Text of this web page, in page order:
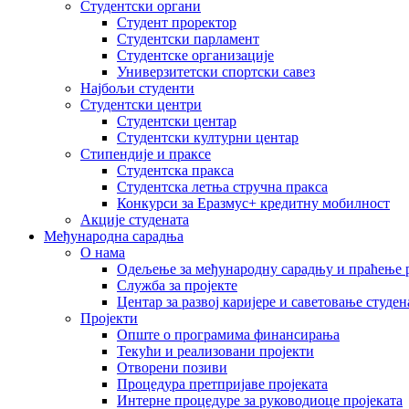
Студентски органи
Студент проректор
Студентски парламент
Студентске организације
Универзитетски спортски савез
Најбољи студенти
Студентски центри
Студентски центар
Студентски културни центар
Стипендије и праксе
Студентска пракса
Студентска летња стручна пракса
Конкурси за Еразмус+ кредитну мобилност
Акције студената
Међународна сарадња
О нама
Одељење за међународну сарадњу и праћење
Служба за пројекте
Центар за развој каријере и саветовање
Пројекти
Опште о програмима финансирања
Текући и реализовани пројекти
Отворени позиви
Процедура претпријаве пројеката
Интерне процедуре за руководиоце пројеката